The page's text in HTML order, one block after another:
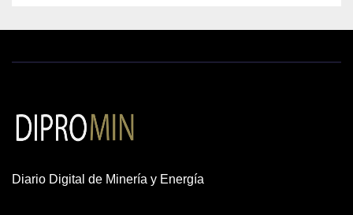
Diario Digital de Minería y Energía